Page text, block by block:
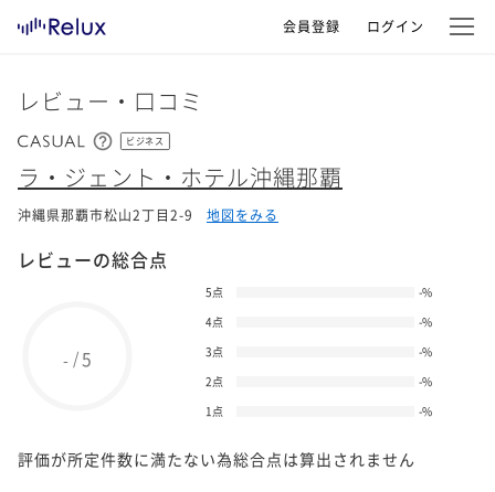
会員登録 ログイン
レビュー・口コミ
ビジネス
ラ・ジェント・ホテル沖縄那覇
沖縄県那覇市松山2丁目2-9 地図をみる
レビューの総合点
- /5
5点 -%
4点
-%
3点
-%
2点
-%
1点
-%
評価が所定件数に満たない為総合点は算出されません